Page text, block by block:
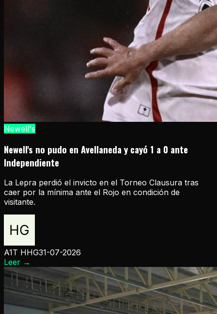
Newell's
Newell's no pudo en Avellaneda y cayó 1 a 0 ante
Independiente
La Lepra perdió el invicto en el Torneo Clausura tras
caer por la mínima ante el Rojo en condición de
visitante.
A1T HHG31-07-2026
Leer →